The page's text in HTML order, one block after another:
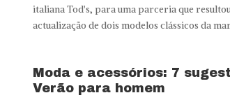
italiana Tod's, para uma parceria que
actualização de dois modelos clássicos da
Moda e acessórios: 7
Verão para homem